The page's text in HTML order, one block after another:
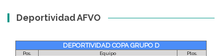
Deportividad AFVO